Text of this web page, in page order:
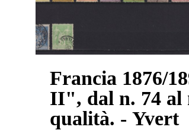
Francia 1876/
II", dal n. 74 al
qualità. - Yvert